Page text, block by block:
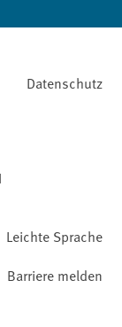
Datenschutz
Leichte Sprache
Barriere melden